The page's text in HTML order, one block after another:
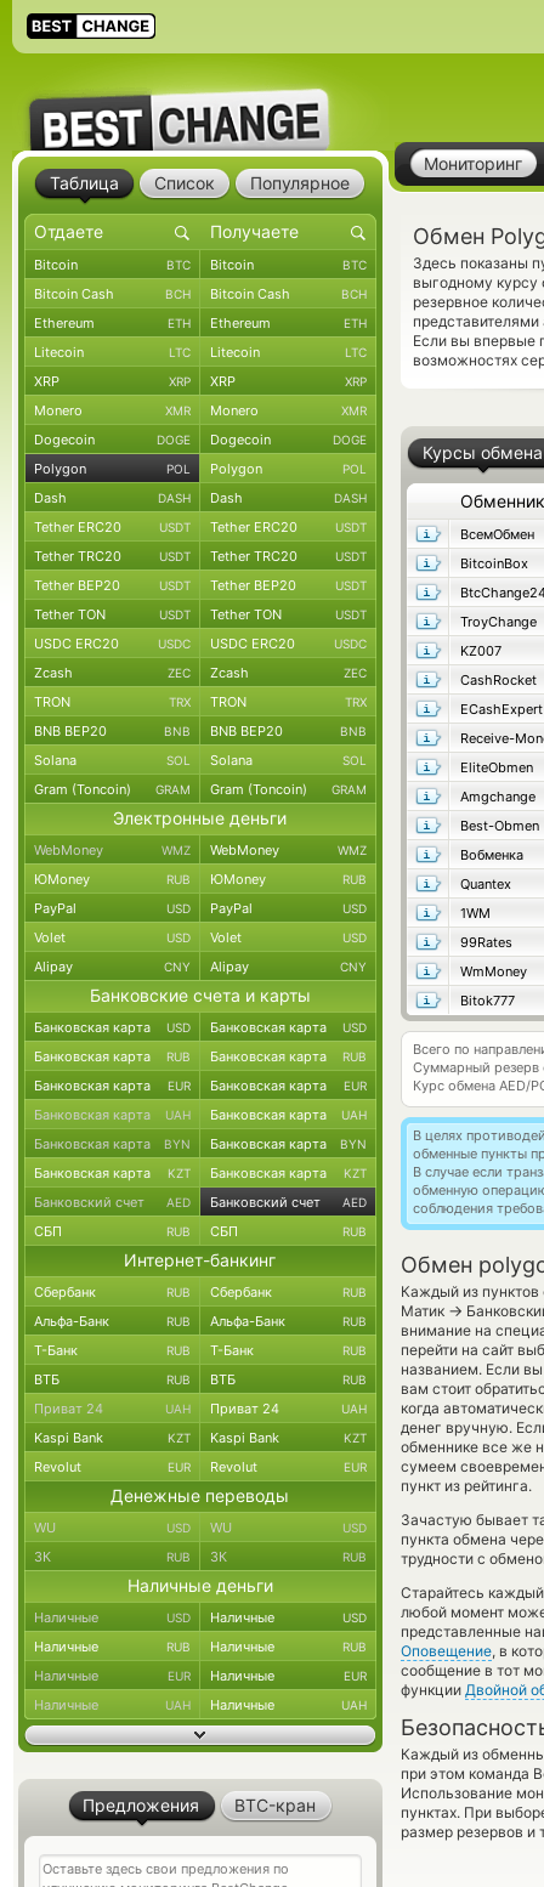
Мониторинг
Обмен
Здесь показаны
выгодному курсу
резервное
Если вы впервые
возможностях
Курсы обмена
Обменник
ВсемОбмен
BitcoinBox
TroyChange
KZ007
CashRocket
ECashExpert
Receive-
EliteObmen
Amgchange
Best-Obmen
Вобменка
Quantex
1WM
99Rates
WmMoney
Bitok777
Всего по
Суммарный резерв
Курс обмена AED/
В целях
обменные пункты
В случае если
обменную
соблюдения
Обмен
Каждый из пунктов
Матик →
внимание на
перейти на сайт
названием. Если
вам стоит
когда
денег вручную.
обменнике все же
сумеем
пункт из рейтинга.
Зачастую бывает
пункта обмена
трудности с
Старайтесь
любой момент
представленные
Оповещение, в
сообщение в тот
функции Двойной
Каждый из
при этом команда
Использование
пунктах. При
размер резервов и
Таблица Список Популярное
Bitcoin BTC Bitcoin BTC
Bitcoin Cash BCH Bitcoin Cash BCH
Ethereum ETH Ethereum ETH
Litecoin LTC Litecoin LTC
XRP XRP XRP XRP
Monero XMR Monero XMR
Dogecoin DOGE Dogecoin DOGE
Polygon POL Polygon POL
Dash DASH Dash DASH
Tether ERC20 USDT Tether ERC20 USDT
Tether TRC20 USDT Tether TRC20 USDT
Tether BEP20 USDT Tether BEP20 USDT
Tether TON USDT Tether TON USDT
USDC ERC20 USDC USDC ERC20 USDC
Zcash ZEC Zcash ZEC
TRON TRX TRON TRX
BNB BEP20 BNB BNB BEP20 BNB
Solana SOL Solana SOL
Gram (Toncoin) GRAM Gram (Toncoin) GRAM
Электронные деньги
WebMoney WMZ WebMoney WMZ
ЮMoney RUB ЮMoney RUB
PayPal USD PayPal USD
Volet USD Volet USD
Alipay CNY Alipay CNY
Банковские счета и карты
Банковская карта USD Банковская карта USD
Банковская карта RUB Банковская карта RUB
Банковская карта EUR Банковская карта EUR
Банковская карта UAH Банковская карта UAH
Банковская карта BYN Банковская карта BYN
Банковская карта KZT Банковская карта KZT
Банковский счет AED Банковский счет AED
СБП RUB СБП RUB
Интернет-банкинг
Сбербанк RUB Сбербанк RUB
Альфа-Банк RUB Альфа-Банк RUB
Т-Банк RUB Т-Банк RUB
ВТБ RUB ВТБ RUB
Приват 24 UAH Приват 24 UAH
Kaspi Bank KZT Kaspi Bank KZT
Revolut EUR Revolut EUR
Денежные переводы
WU USD WU USD
ЗК RUB ЗК RUB
Наличные деньги
Наличные USD Наличные USD
Наличные RUB Наличные RUB
Наличные EUR Наличные EUR
Наличные UAH Наличные UAH
Предложения BTC-кран